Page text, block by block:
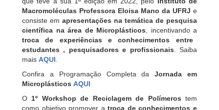
Macromoléculas Professora Eloisa Mano da UFRJ e
consiste em apresentações na temática de pesquisa
científica na área de Microplásticos, incentivando a
troca de experiências e conhecimentos entre
estudantes , pesquisadores e profissionais. Saiba
mais AQUI.
Confira a Programação Completa daJornada em
Microplásticos AQUI
O 1º Workshop de Reciclagem de Polímeros tem
como objetivo promover atroca de conhecimentos e